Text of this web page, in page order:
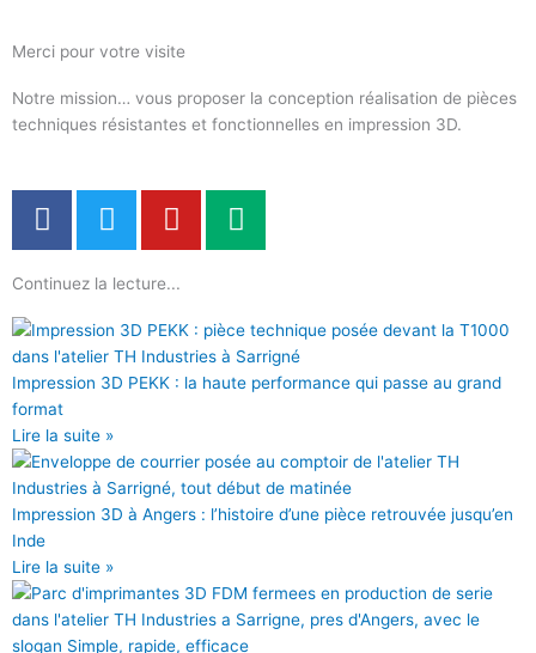
Merci pour votre visite
Notre mission… vous proposer la conception réalisation de pièces
techniques résistantes et fonctionnelles en impression 3D.
F
a
e
b
o
o
k
T
w
t
t
e
r
Y
o
t
u
b
e
M
e
u
m
Continuez la lecture...
Impression 3D PEKK : la haute performance qui passe au grand
format
Lire la suite »
Impression 3D à Angers : l’histoire d’une pièce retrouvée jusqu’en
Inde
Lire la suite »